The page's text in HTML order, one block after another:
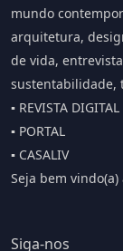
mundo
arquitetura,
de vida,
sustentabilidade,
▪️ REVISTA
▪️ PORTAL
▪️ CASALIV
Seja bem vindo(a)
Siga-nos